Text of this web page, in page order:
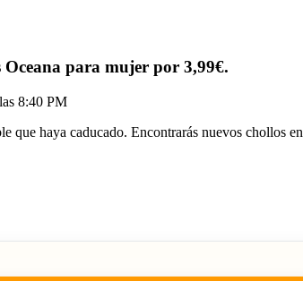
Oceana para mujer por 3,99€.
8:40 PM
que haya caducado. Encontrarás nuevos chollos en